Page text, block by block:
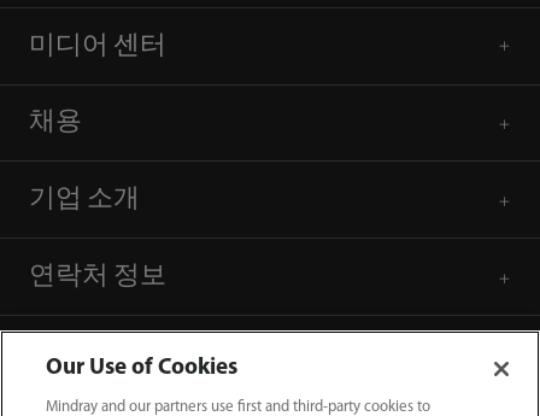
미디어 센터
채용
기업 소개
연락처 정보
Our Use of Cookies
Mindray and our partners use first and third-party cookies to